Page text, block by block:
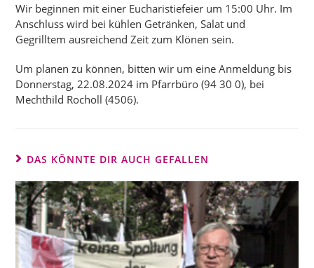
Wir beginnen mit einer Eucharistiefeier um 15:00 Uhr. Im
Anschluss wird bei kühlen Getränken, Salat und
Gegrilltem ausreichend Zeit zum Klönen sein.
Um planen zu können, bitten wir um eine Anmeldung bis
Donnerstag, 22.08.2024 im Pfarrbüro (94 30 0), bei
Mechthild Rocholl (4506).
DAS KÖNNTE DIR AUCH GEFALLEN